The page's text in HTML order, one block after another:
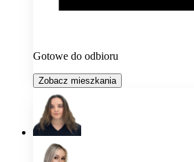
Gotowe do odbioru
Zobacz mieszkania